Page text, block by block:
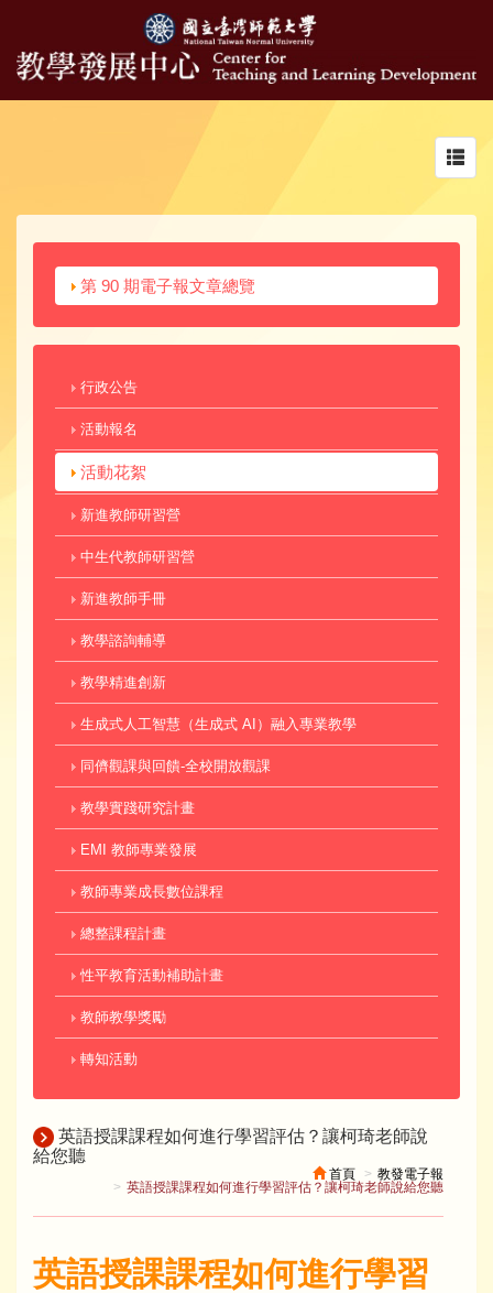
第 90 期電子報文章總覽
行政公告
活動報名
活動花絮
新進教師研習營
中生代教師研習營
新進教師手冊
教學諮詢輔導
教學精進創新
生成式人工智慧（生成式 AI）融入專業教學
同儕觀課與回饋-全校開放觀課
教學實踐研究計畫
EMI 教師專業發展
教師專業成長數位課程
總整課程計畫
性平教育活動補助計畫
教師教學獎勵
轉知活動
英語授課課程如何進行學習評估？讓柯琦老師說
給您聽
首頁
教發電子報
英語授課課程如何進行學習評估？讓柯琦老師說給您聽
英語授課課程如何進行學習